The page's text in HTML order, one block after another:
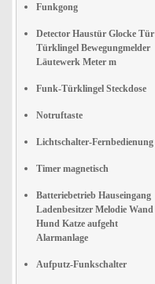
Funkgong
Detector Haustür Glocke Tür
Türklingel Bewegungmelder
Läutewerk Meter m
Funk-Türklingel Steckdose
Notruftaste
Lichtschalter-Fernbedienung
Timer magnetisch
Batteriebetrieb Hauseingang
Ladenbesitzer Melodie Wand
Hund Katze aufgeht
Alarmanlage
Aufputz-Funkschalter